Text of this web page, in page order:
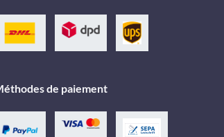
de paiement